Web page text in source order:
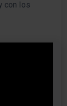
con los